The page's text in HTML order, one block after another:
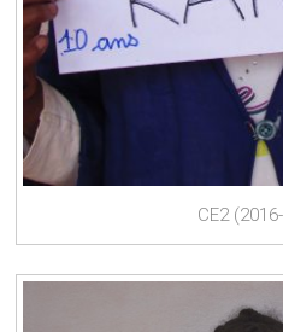
CE2